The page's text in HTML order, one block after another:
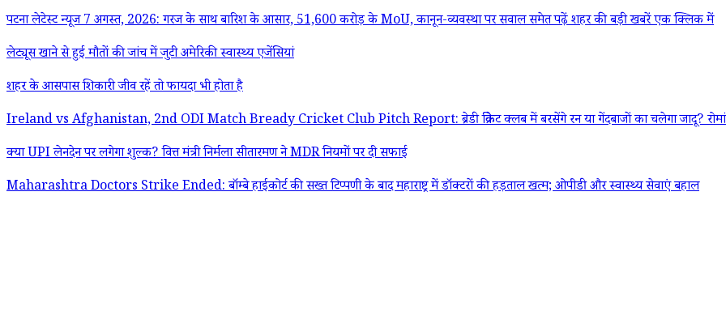
पटना लेटेस्ट न्यूज 7 अगस्त, 2026: गरज के साथ बारिश के आसार, 51,600 करोड़ के MoU, कानून-व्यवस्था पर सवाल समेत पढ़ें शहर की बड़ी खबरें एक क्लिक में
लेट्यूस खाने से हुई मौतों की जांच में जुटी अमेरिकी स्वास्थ्य एजेंसियां
शहर के आसपास शिकारी जीव रहें तो फायदा भी होता है
Ireland vs Afghanistan, 2nd ODI Match Bready Cricket Club Pitch Report: ब्रेडी क्रिकेट क्लब में बरसेंगे रन या गेंदबाजों का चलेगा जादू?
क्या UPI लेनदेन पर लगेगा शुल्क? वित्त मंत्री निर्मला सीतारमण ने MDR नियमों पर दी सफाई
Maharashtra Doctors Strike Ended: बॉम्बे हाईकोर्ट की सख्त टिप्पणी के बाद महाराष्ट्र में डॉक्टरों की हड़ताल खत्म; ओपीडी और स्वास्थ्य सेवाएं बहाल